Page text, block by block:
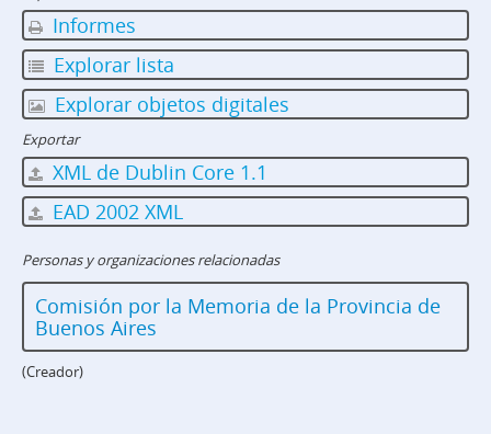
Informes
Explorar lista
Explorar objetos digitales
Exportar
XML de Dublin Core 1.1
EAD 2002 XML
Personas y organizaciones relacionadas
Comisión por la Memoria de la Provincia de
Buenos Aires
(Creador)